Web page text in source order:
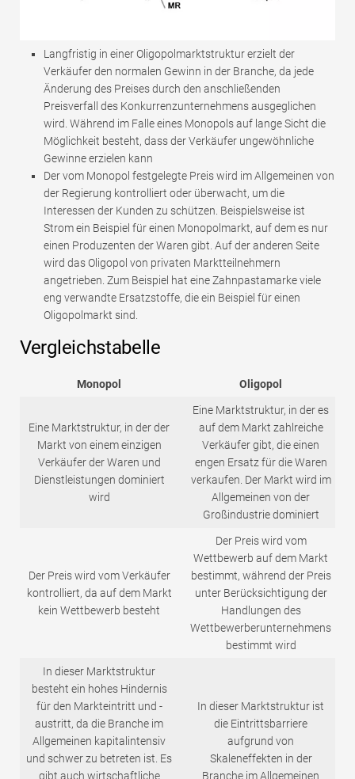
Langfristig in einer Oligopolmarktstruktur erzielt der
Verkäufer den normalen Gewinn in der Branche, da jede
Änderung des Preises durch den anschließenden
Preisverfall des Konkurrenzunternehmens ausgeglichen
wird. Während im Falle eines Monopols auf lange Sicht die
Möglichkeit besteht, dass der Verkäufer ungewöhnliche
Gewinne erzielen kann
Der vom Monopol festgelegte Preis wird im Allgemeinen von
der Regierung kontrolliert oder überwacht, um die
Interessen der Kunden zu schützen. Beispielsweise ist
Strom ein Beispiel für einen Monopolmarkt, auf dem es nur
einen Produzenten der Waren gibt. Auf der anderen Seite
wird das Oligopol von privaten Marktteilnehmern
angetrieben. Zum Beispiel hat eine Zahnpastamarke viele
eng verwandte Ersatzstoffe, die ein Beispiel für einen
Oligopolmarkt sind.
Vergleichstabelle
Monopol Oligopol
Eine Marktstruktur, in der der
Markt von einem einzigen
Verkäufer der Waren und
Dienstleistungen dominiert
wird
Eine Marktstruktur, in der es
auf dem Markt zahlreiche
Verkäufer gibt, die einen
engen Ersatz für die Waren
verkaufen. Der Markt wird im
Allgemeinen von der
Großindustrie dominiert
Der Preis wird vom Verkäufer
kontrolliert, da auf dem Markt
kein Wettbewerb besteht
Der Preis wird vom
Wettbewerb auf dem Markt
bestimmt, während der Preis
unter Berücksichtigung der
Handlungen des
Wettbewerberunternehmens
bestimmt wird
In dieser Marktstruktur
besteht ein hohes Hindernis
für den Markteintritt und -
austritt, da die Branche im
Allgemeinen kapitalintensiv
und schwer zu betreten ist. Es
gibt auch wirtschaftliche
In dieser Marktstruktur ist
die Eintrittsbarriere
aufgrund von
Skaleneffekten in der
Branche im Allgemeinen